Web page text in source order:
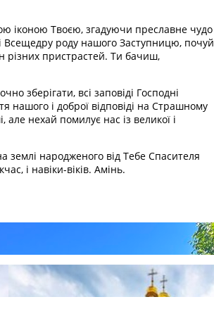
іконою Твоєю, згадуючи преславне чудо
і Всещедру роду нашого Заступницю, почуй
різних пристрастей. Ти бачиш,
зберігати, всі заповіді Господні
нашого і доброї відповіді на Страшному
нехай помилує нас із великої і
народженого від Тебе Спасителя
і навіки-віків. Амінь.